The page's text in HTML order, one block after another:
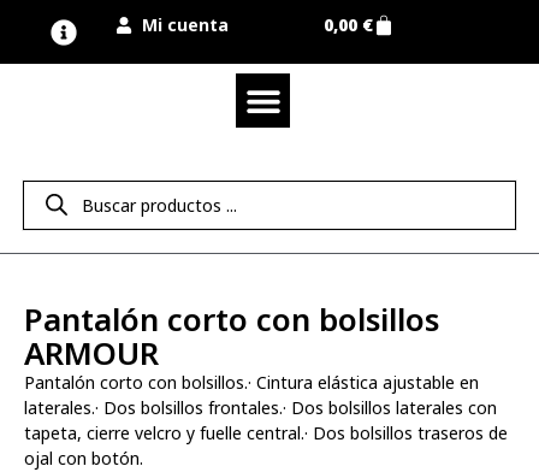
Mi cuenta 0,00 €
Pantalón corto con bolsillos
ARMOUR
Pantalón corto con bolsillos.· Cintura elástica ajustable en
laterales.· Dos bolsillos frontales.· Dos bolsillos laterales con
tapeta, cierre velcro y fuelle central.· Dos bolsillos traseros de
ojal con botón.